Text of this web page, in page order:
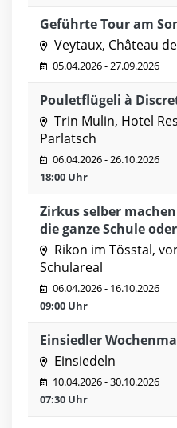
Geführte Tour am
Veytaux, Château
05.04.2026 - 27.09.2026
Pouletflügeli à
Trin Mulin, Hotel
Parlatsch
06.04.2026 - 26.10.2026
18:00 Uhr
Zirkus selber
die ganze Schule
Rikon im Tösstal,
Schulareal
06.04.2026 - 16.10.2026
09:00 Uhr
Einsiedler
Einsiedeln
10.04.2026 - 30.10.2026
07:30 Uhr